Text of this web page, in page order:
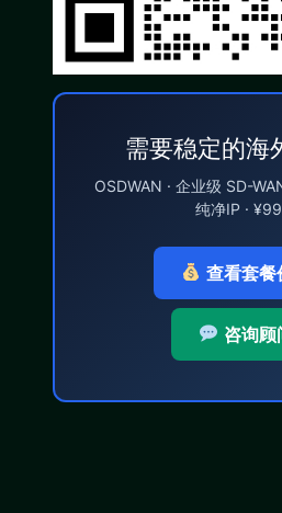
需要稳定的海
OSDWAN · 企业级 SD-
纯净IP ·
查看套餐
咨询顾